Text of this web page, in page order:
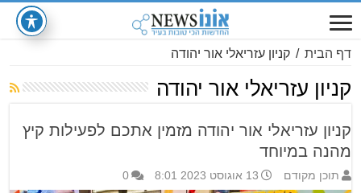
דף הבית / קניון עזריאלי אור יהודה
קניון עזריאלי אור יהודה
קניון עזריאלי אור יהודה מזמין אתכם לפעילות קיץ
מהנה במיוחד
תוכן מקודם 13 אוגוסט 2023 8:01 0